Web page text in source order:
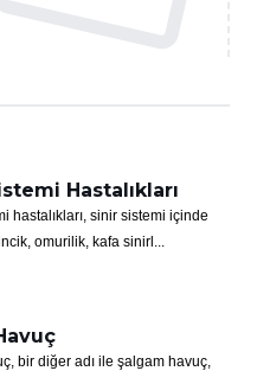
Hastalıkları
hastalıkları, sinir sistemi içinde
omurilik, kafa sinirl...
bir diğer adı ile şalgam havuç,